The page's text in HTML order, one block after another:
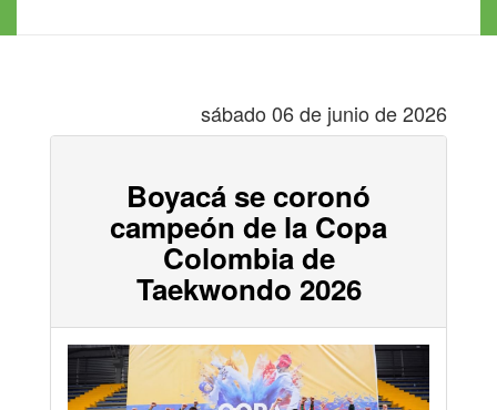
sábado 06 de junio de 2026
Boyacá se coronó
campeón de la Copa
Colombia de
Taekwondo 2026